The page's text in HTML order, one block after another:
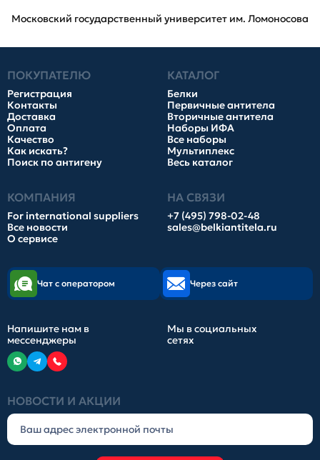
Московский государственный университет им. Ломоносова
ПОКУПАТЕЛЮ
Регистрация
Контакты
Доставка
Оплата
Качество
Как искать?
Поиск по антигену
КАТАЛОГ
Белки
Первичные антитела
Вторичные антитела
Наборы ИФА
Все наборы
Мультиплекс
Весь каталог
КОМПАНИЯ
For international suppliers
Все новости
О сервисе
НА СВЯЗИ
+7 (495) 798-02-48
sales@belkiantitela.ru
НОВОСТИ И АКЦИИ
Чат с оператором Через сайт
Напишите нам в
мессенджеры
Мы в социальных
сетях